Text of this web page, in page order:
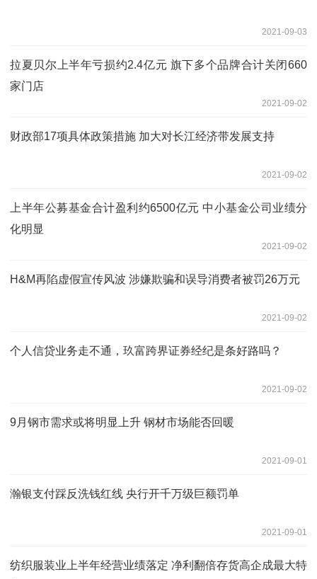
2021-09-03
拉夏贝尔上半年亏损约2.4亿元 旗下多个品牌合计关闭660
家门店
2021-09-02
财政部17项具体政策措施 加大对长江经济带发展支持
2021-09-02
上半年公募基金合计盈利约6500亿元 中小基金公司业绩分
化明显
2021-09-02
H&M再陷虚假宣传风波 涉嫌欺骗和误导消费者被罚26万元
2021-09-02
个人信贷业务走不通，玖富跨界证券经纪是条好路吗？
2021-09-02
9月钢市需求或将明显上升 钢材市场能否回暖
2021-09-01
瀚银支付踩反洗钱红线 央行开千万级巨额罚单
2021-09-01
纺织服装业上半年经营业绩落定 净利翻倍存货高企成最大特